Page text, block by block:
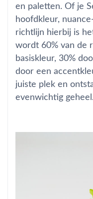
en paletten. Of je
hoofdkleur,
richtlijn hierbij is
wordt 60% van de
basiskleur, 30%
door een
juiste plek en
evenwichtig geheel.